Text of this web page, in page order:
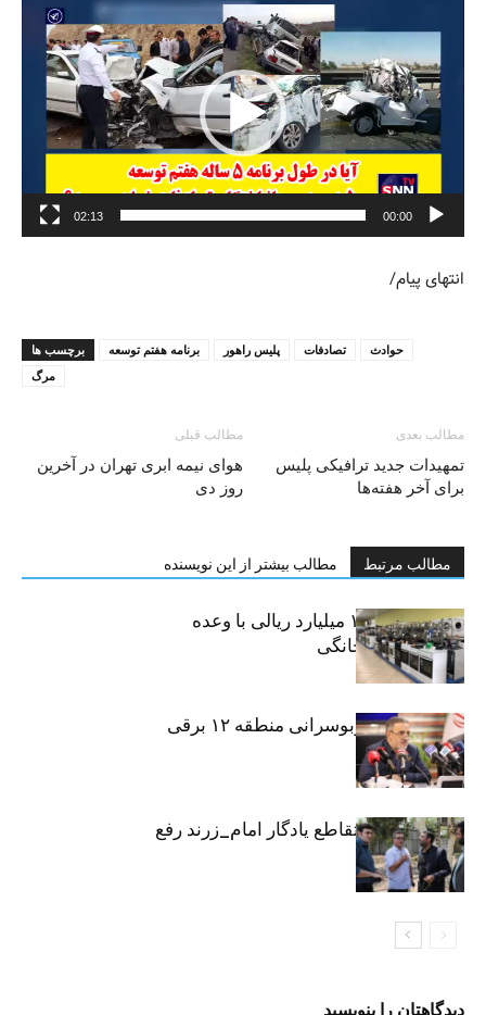
ویدیو
00:00
02:13
انتهای پیام/
برچسب ها برنامه هفتم توسعه پلیس راهور تصادفات
حوادث
مرگ
مطالب قبلی
هوای نیمه ابری تهران در آخرین
روز دی
مطالب بعدی
تمهیدات جدید ترافیکی پلیس
برای آخر هفته‌ها
مطالب مرتبط مطالب بیشتر از این نویسنده
کلاهبرداری ۱۰۰ میلیارد ریالی با وعده
فروش لوازم خانگی
تمام ناوگان اتوبوسرانی منطقه ۱۲ برقی
شد
معارض ملکی تقاطع یادگار امام_زرند رفع
شد
دیدگاهتان را بنویسید